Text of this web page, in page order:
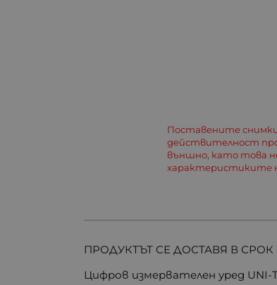
Поставените
действителност
външно, като това
характеристиките
ПРОДУКТЪТ СЕ ДОСТАВЯ В СРОК
Цифров измервателен уред UNI-T